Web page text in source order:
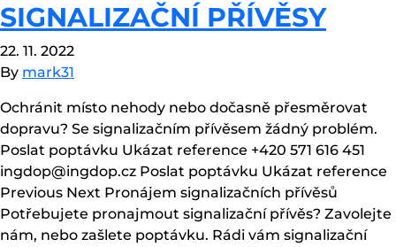
SIGNALIZAČNÍ PŘÍVĚSY
22. 11. 2022
By mark31
Ochránit místo nehody nebo dočasně přesměrovat
dopravu? Se signalizačním přívěsem žádný problém.
Poslat poptávku Ukázat reference +420 571 616 451
ingdop@ingdop.cz Poslat poptávku Ukázat reference
Previous Next Pronájem signalizačních přívěsů
Potřebujete pronajmout signalizační přívěs? Zavolejte
nám, nebo zašlete poptávku. Rádi vám signalizační